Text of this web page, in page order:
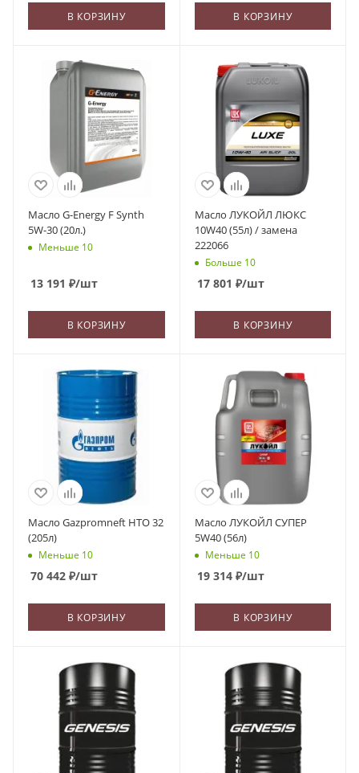
В КОРЗИНУ В КОРЗИНУ
Масло G-Energy F Synth
5W-30 (20л.)
Меньше 10
13 191 ₽/шт
В КОРЗИНУ
Масло ЛУКОЙЛ ЛЮКС
10W40 (55л) / замена
222066
Больше 10
17 801 ₽/шт
В КОРЗИНУ
Масло Gazpromneft HTO 32
(205л)
Меньше 10
70 442 ₽/шт
В КОРЗИНУ
Масло ЛУКОЙЛ СУПЕР
5W40 (56л)
Меньше 10
19 314₽/шт
В КОРЗИНУ